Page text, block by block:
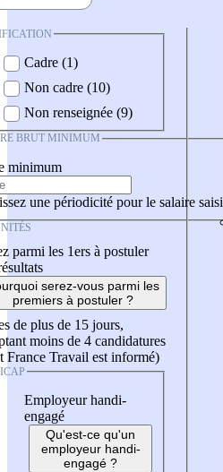
Cadre (1)
Non cadre (10)
Non renseignée (9)
BRUT MINIMUM
minimum
une périodicité pour le salaire saisi
parmi les 1ers à postuler
serez-vous parmi les
premiers à postuler ?
de plus de 15 jours,
moins de 4 candidatures
France Travail est informé)
Employeur handi-
engagé
Qu'est-ce qu'un
employeur handi-
engagé ?